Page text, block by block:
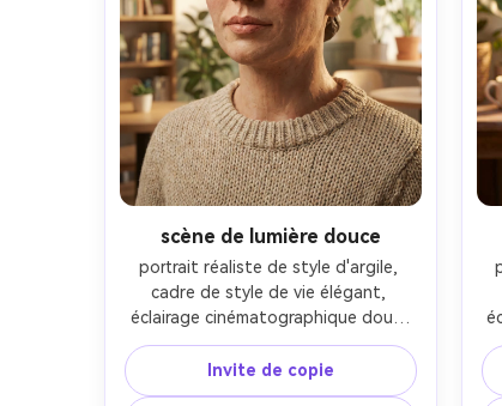
scène de lumière douce
portrait réaliste de style d'argile,
cadre de style de vie élégant,
éclairage cinématographique doux,
objectif 85 mm, profondeur de
champ peu profonde, composition
éditoriale, texture naturelle de la
Invite de copie